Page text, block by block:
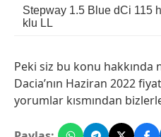
Stepway 1.5 Blue dCi 115
klu LL
Peki siz bu konu hakkında
Dacia’nın Haziran 2022
yorumlar kısmından